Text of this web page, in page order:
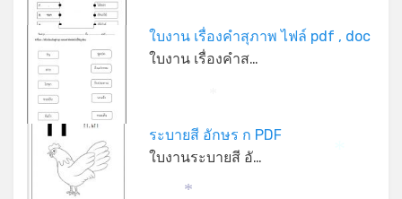
ใบงาน เรื่องคำสุภาพ ไฟล์ pdf , doc
ใบงาน เรื่องคำส…
ระบายสี อักษร ก PDF
ใบงานระบายสี อั…